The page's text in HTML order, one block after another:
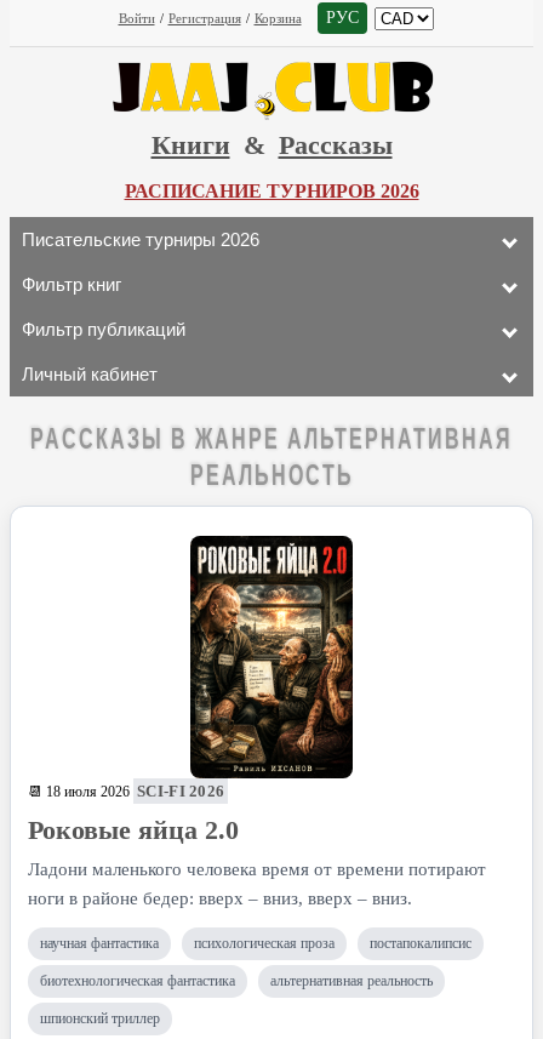
Войти / Регистрация / Корзина РУС
Книги & Рассказы
РАСПИСАНИЕ ТУРНИРОВ 2026
Писательские турниры 2026
Фильтр книг
Фильтр публикаций
Личный кабинет
РАССКАЗЫ В ЖАНРЕ АЛЬТЕРНАТИВНАЯ
РЕАЛЬНОСТЬ
📆 18 июля 2026 SCI-FI 2026
Роковые яйца 2.0
Ладони маленького человека время от времени потирают
ноги в районе бедер: вверх – вниз, вверх – вниз.
научная фантастика психологическая проза постапокалипсис
биотехнологическая фантастика альтернативная реальность
шпионский триллер